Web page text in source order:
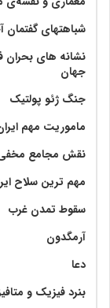
شباهتهای گفتمان
نشانه های بحران
جهان
جنگ ژئو پولتیک
ماموریت مهم
نقش مجامع مخفی
مهم ترین سلاح
سقوط تمدن غرب
آرمگدون
دعا
بنرد فیزیک و